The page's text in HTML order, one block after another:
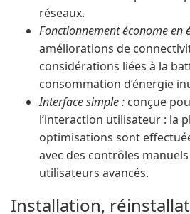
réseaux.
Fonctionnement économe en
améliorations de
considérations liées à la
consommation d’énergie
Interface simple : conçue
l’interaction utilisateur : la
optimisations sont
avec des contrôles
utilisateurs avancés.
Installation,